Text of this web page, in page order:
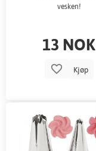
vesken!
13 NOK
Kjøp